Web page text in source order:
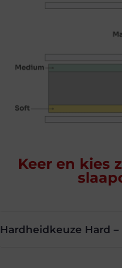
Keer en kies
Hardheidkeuze Hard